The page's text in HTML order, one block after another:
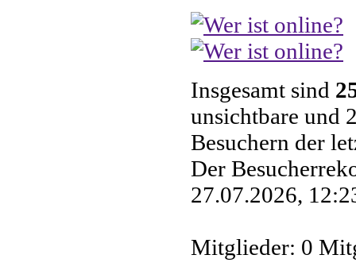
Insgesamt sind
unsichtbare und
Besuchern der
Der
27.07.2026,
Mitglieder: 0